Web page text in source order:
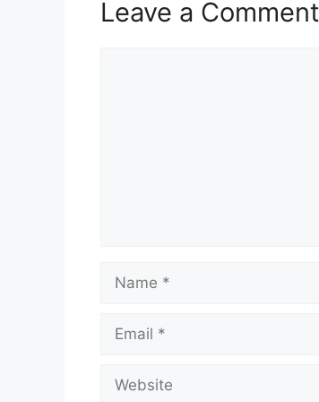
Leave a Comment